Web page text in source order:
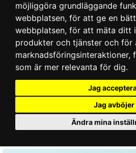
möjliggöra grundläggande
webbplatsen, för att ge en
webbplatsen, för att mäta ditt
produkter och tjänster och för
marknadsföringsinteraktioner,
som är mer relevanta för dig.
Jag
Jag avböjer
Ändra mina